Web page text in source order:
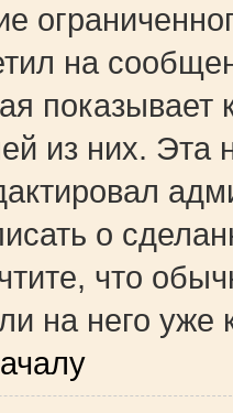
на
показывает
из них. Эта
о
что
на него уже